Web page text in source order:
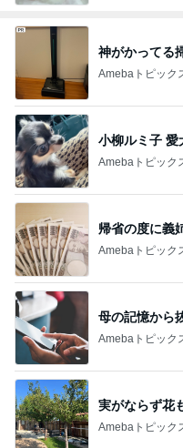
神がかってる
Amebaトピック
小柳ルミ子 愛
Amebaトピック
帰省の度に義
Amebaトピック
母の記憶から
Amebaトピック
実がならず花
Amebaトピック